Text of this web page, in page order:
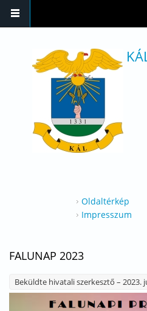
Oldaltérkép
Impresszum
FALUNAP 2023
Beküldte hivatali szerkesztő – 2023.